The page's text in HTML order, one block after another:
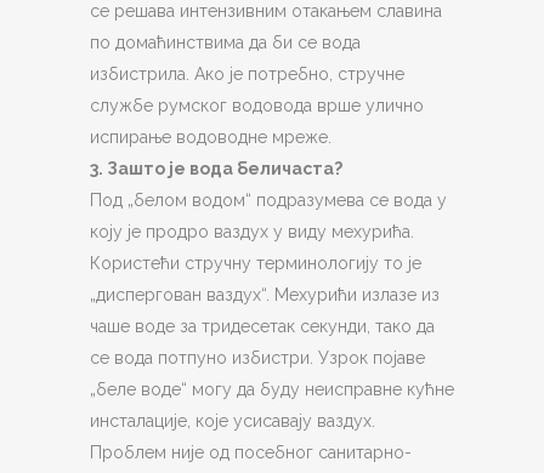
се решава интензивним отакањем славина
по домаћинствима да би се вода
избистрила. Ако је потребно, стручне
службе румског водовода врше улично
испирање водоводне мреже.
3. Зашто је вода беличаста?
Под „белом водом“ подразумева се вода у
коју је продро ваздух у виду мехурића.
Користећи стручну терминологију то је
„диспергован ваздух“. Мехурићи излазе из
чаше воде за тридесетак секунди, тако да
се вода потпуно избистри. Узрок појаве
„беле воде“ могу да буду неисправне кућне
инсталације, које усисавају ваздух.
Проблем није од посебног санитарно-